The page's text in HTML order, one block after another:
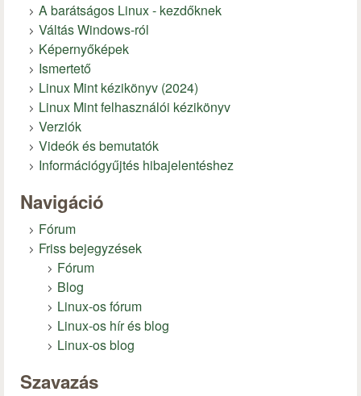
A barátságos Linux - kezdőknek
Váltás Windows-ról
Képernyőképek
Ismertető
Linux Mint kézikönyv (2024)
Linux Mint felhasználói kézikönyv
Verziók
Videók és bemutatók
Információgyűjtés hibajelentéshez
Navigáció
Fórum
Friss bejegyzések
Fórum
Blog
Linux-os fórum
Linux-os hír és blog
Linux-os blog
Szavazás